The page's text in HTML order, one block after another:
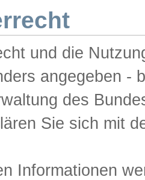
und die
angegeben -
des
Sie sich mit
Informationen